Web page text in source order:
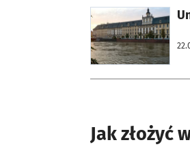
otworzy się w nowej karcie
Jak złożyć